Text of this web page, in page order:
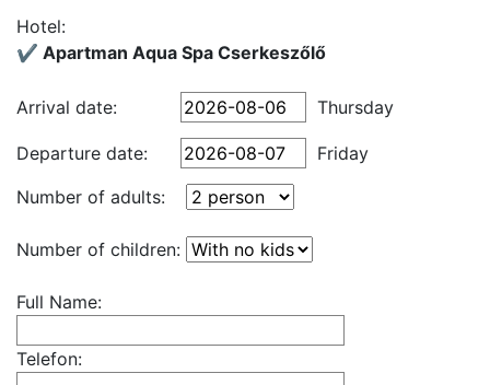
Hotel:
✔️ Apartman Aqua Spa Cserkeszőlő
Arrival date: Thursday
Departure date:
Friday
Number of adults:
Number of children:
Full Name:
Telefon: